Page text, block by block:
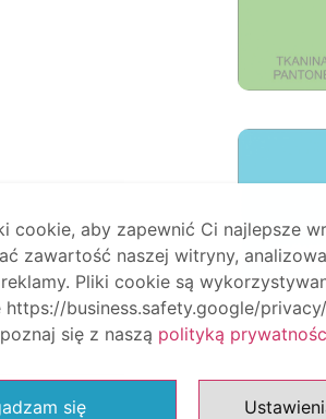
cookie, aby zapewnić Ci najlepsze
zawartość naszej witryny,
Pliki cookie są
https://business.safety.google/
się z naszą polityką
się